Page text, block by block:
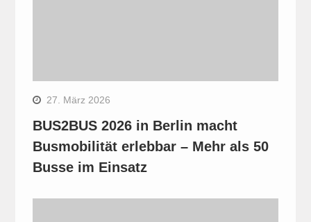
27. März 2026
BUS2BUS 2026 in Berlin macht
Busmobilität erlebbar – Mehr als 50
Busse im Einsatz